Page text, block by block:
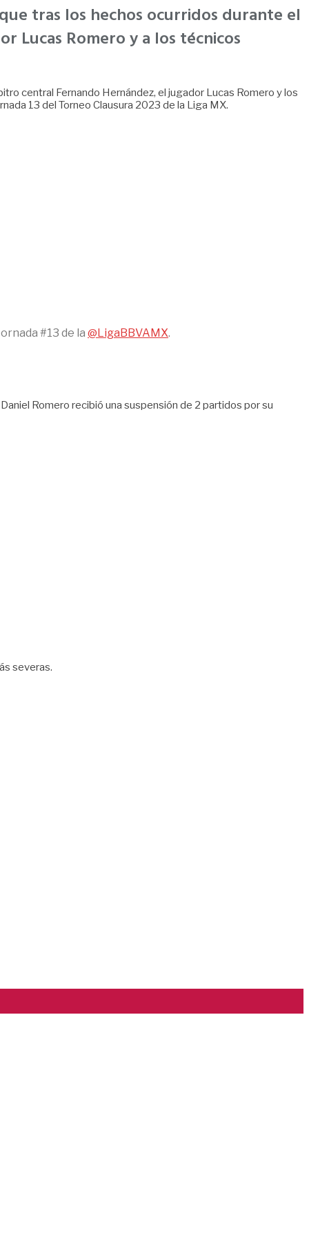
tras los hechos ocurridos durante el
Lucas Romero y a los técnicos
central Fernando Hernández, el jugador Lucas Romero y los
13 del Torneo Clausura 2023 de la Liga MX.
#13 de la @LigaBBVAMX.
Romero recibió una suspensión de 2 partidos por su
severas.